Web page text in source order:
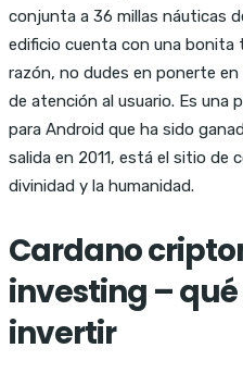
conjunta a 36 millas náuticas
edificio cuenta con una bonita
razón, no dudes en ponerte
de atención al usuario. Es una
para Android que ha sido
salida en 2011, está el sitio de
divinidad y la humanidad.
Cardano
investing –
invertir